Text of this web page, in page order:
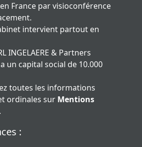
France par visioconférence
intervient partout en
INGELAERE & Partners
un capital social de 10.000
toutes les informations
ordinales sur Mentions
.
: